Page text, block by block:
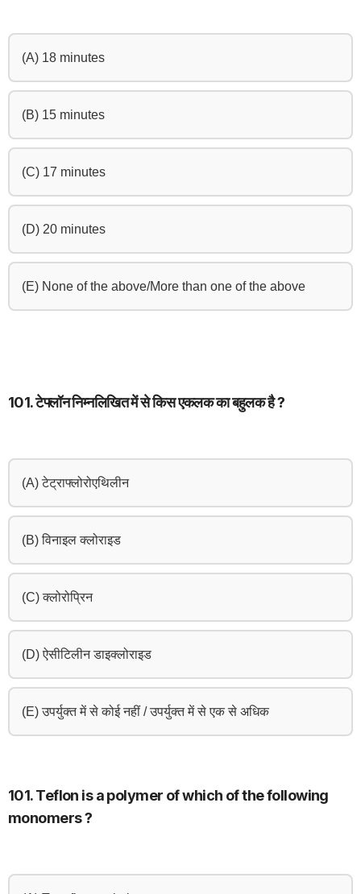
(A) 18 minutes
(B) 15 minutes
(C) 17 minutes
(D) 20 minutes
(E) None of the above/More than one of the above
101. टेफ्लॉन निम्नलिखित में से किस एकलक का बहुलक है ?
(A) टेट्राफ्लोरोएथिलीन
(B) विनाइल क्लोराइड
(C) क्लोरोप्रिन
(D) ऐसीटिलीन डाइक्लोराइड
(E) उपर्युक्त में से कोई नहीं / उपर्युक्त में से एक से अधिक
101. Teflon is a polymer of which of the following
monomers ?